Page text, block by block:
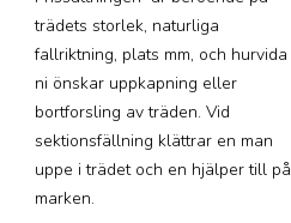
trädets storlek, naturliga
fallriktning, plats mm, och hurvida
ni önskar uppkapning eller
bortforsling av träden. Vid
sektionsfällning klättrar en man
uppe i trädet och en hjälper till på
marken.